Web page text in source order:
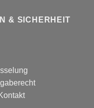
& SICHERHEIT